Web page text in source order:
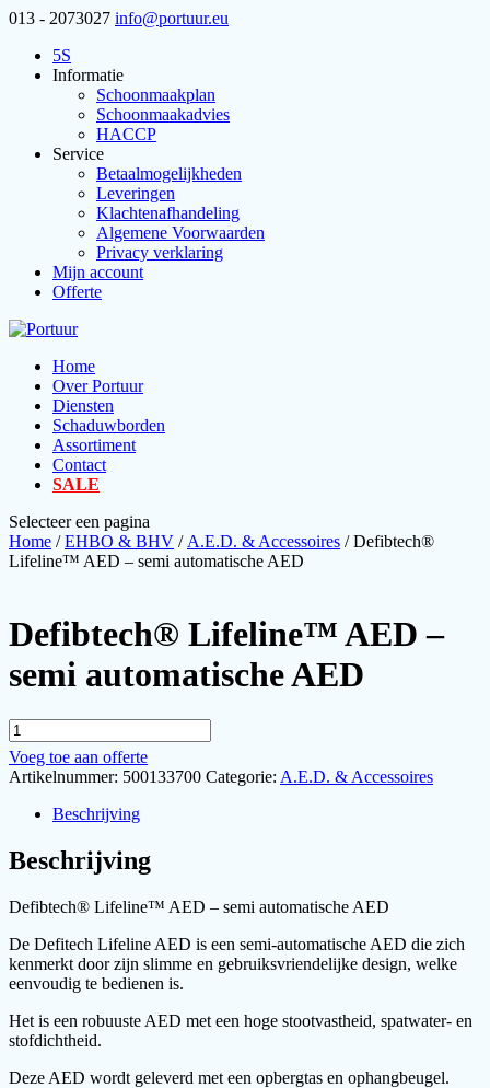
013 - 2073027 info@portuur.eu
5S
Informatie
Schoonmaakplan
Schoonmaakadvies
HACCP
Service
Betaalmogelijkheden
Leveringen
Klachtenafhandeling
Algemene Voorwaarden
Privacy verklaring
Mijn account
Offerte
Home
Over Portuur
Diensten
Schaduwborden
Assortiment
Contact
SALE
Selecteer een pagina
Home /EHBO & BHV / A.E.D. & Accessoires / Defibtech®
Lifeline™ AED – semi automatische AED
Defibtech® Lifeline™ AED –
semi automatische AED
Defibtech®
Lifeline™
AED
-
automatische
aantal
Voeg toe aan offerte
Artikelnummer: 500133700 Categorie: A.E.D. & Accessoires
Beschrijving
Beschrijving
Defibtech® Lifeline™ AED – semi automatische AED
De Defitech Lifeline AED is een semi-automatische AED die zich
kenmerkt door zijn slimme en gebruiksvriendelijke design, welke
eenvoudig te bedienen is.
Het is een robuuste AED met een hoge stootvastheid, spatwater- en
stofdichtheid.
Deze AED wordt geleverd met een opbergtas en ophangbeugel.